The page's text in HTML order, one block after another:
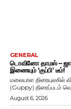
GENERAL
டொவினோ தாமஸ் –
இணையும் ‘குப்பி’ டீம்!
மலையாள திரையுலகில்
(Guppy) திரைப்படம்
August 6, 2026